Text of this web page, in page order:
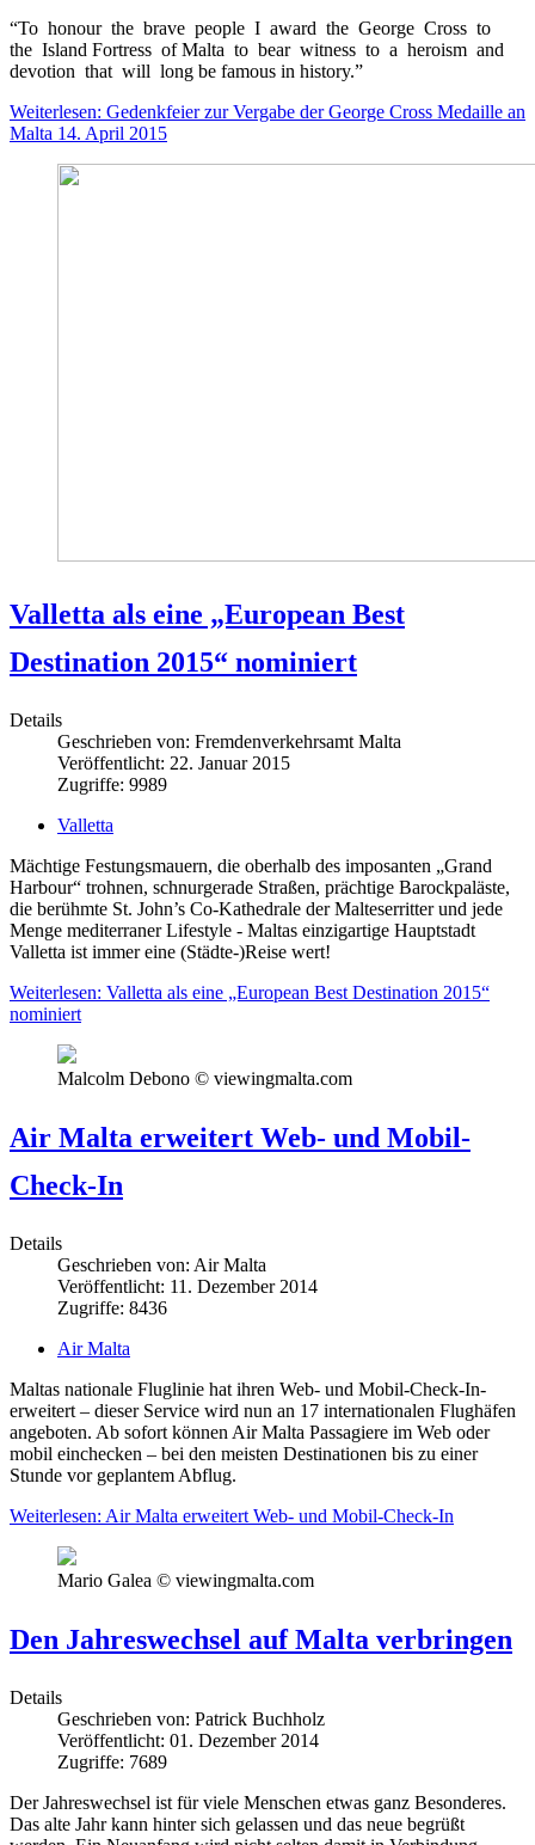
“To honour the brave people I award the George Cross to
the Island Fortress of Malta to bear witness to a heroism and
devotion that will long be famous in history.”
Weiterlesen: Gedenkfeier zur Vergabe der George Cross Medaille an
Malta 14. April 2015
Valletta als eine „European Best
Destination 2015“ nominiert
Details
Geschrieben von: Fremdenverkehrsamt Malta
Veröffentlicht: 22. Januar 2015
Zugriffe: 9989
Valletta
Mächtige Festungsmauern, die oberhalb des imposanten „Grand
Harbour“ trohnen, schnurgerade Straßen, prächtige Barockpaläste,
die berühmte St. John’s Co-Kathedrale der Malteserritter und jede
Menge mediterraner Lifestyle - Maltas einzigartige Hauptstadt
Valletta ist immer eine (Städte-)Reise wert!
Weiterlesen: Valletta als eine „European Best Destination 2015“
nominiert
Malcolm Debono © viewingmalta.com
Air Malta erweitert Web- und Mobil-
Check-In
Details
Geschrieben von: Air Malta
Veröffentlicht: 11. Dezember 2014
Zugriffe: 8436
Air Malta
Maltas nationale Fluglinie hat ihren Web- und Mobil-Check-In-
erweitert – dieser Service wird nun an 17 internationalen Flughäfen
angeboten. Ab sofort können Air Malta Passagiere im Web oder
mobil einchecken – bei den meisten Destinationen bis zu einer
Stunde vor geplantem Abflug.
Weiterlesen: Air Malta erweitert Web- und Mobil-Check-In
Mario Galea © viewingmalta.com
Den Jahreswechsel auf Malta verbringen
Details
Geschrieben von: Patrick Buchholz
Veröffentlicht: 01. Dezember 2014
Zugriffe: 7689
Der Jahreswechsel ist für viele Menschen etwas ganz Besonderes.
Das alte Jahr kann hinter sich gelassen und das neue begrüßt